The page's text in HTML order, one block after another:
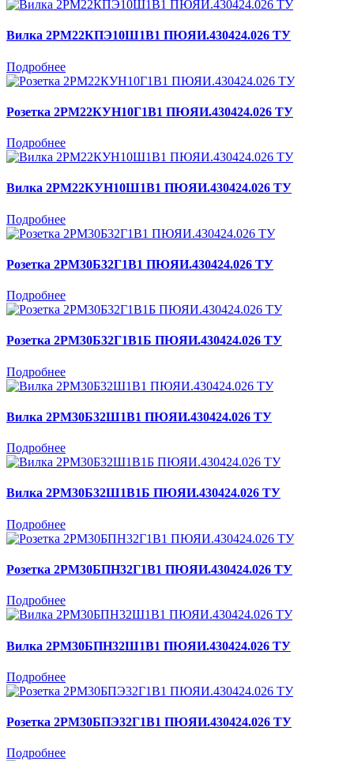
Вилка 2РМ22КПЭ10Ш1В1 ПЮЯИ.430424.026 ТУ
Подробнее
Розетка 2РМ22КУН10Г1В1 ПЮЯИ.430424.026 ТУ
Подробнее
Вилка 2РМ22КУН10Ш1В1 ПЮЯИ.430424.026 ТУ
Подробнее
Розетка 2РМ30Б32Г1В1 ПЮЯИ.430424.026 ТУ
Подробнее
Розетка 2РМ30Б32Г1В1Б ПЮЯИ.430424.026 ТУ
Подробнее
Вилка 2РМ30Б32Ш1В1 ПЮЯИ.430424.026 ТУ
Подробнее
Вилка 2РМ30Б32Ш1В1Б ПЮЯИ.430424.026 ТУ
Подробнее
Розетка 2РМ30БПН32Г1В1 ПЮЯИ.430424.026 ТУ
Подробнее
Вилка 2РМ30БПН32Ш1В1 ПЮЯИ.430424.026 ТУ
Подробнее
Розетка 2РМ30БПЭ32Г1В1 ПЮЯИ.430424.026 ТУ
Подробнее